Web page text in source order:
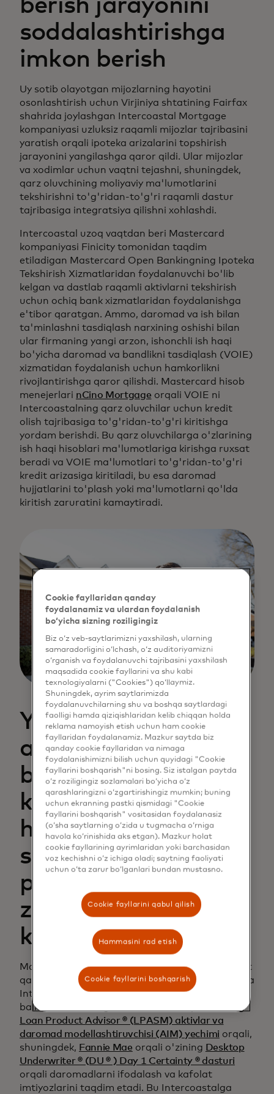
berish jarayonini
soddalashtirishga
imkon berish
Uy sotib olayotgan mijozlarning hayotini
osonlashtirish uchun Virjiniya shtatining Fairfax
shahrida joylashgan Intercoastal Mortgage
kompaniyasi uzluksiz raqamli mijozlar tajribasini
yaratish orqali ipoteka arizalarini topshirish
jarayonini yangilashga qaror qildi. Ular mijozlar
va xodimlar uchun vaqtni tejashni, shuningdek,
qarz oluvchining moliyaviy ma'lumotlarini
tekshirishni to'g'ridan-to'g'ri raqamli dastur
tajribasiga integratsiya qilishni xohlashdi.
Intercoastal uzoq vaqtdan beri Mastercard
kompaniyasi Finicity tomonidan taqdim
etiladigan Mastercard Open Bankingning Ipoteka
Tekshirish Xizmatlaridan foydalanuvchi bo'lib
kelgan va dastlab raqamli aktivlarni tekshirish
uchun ochiq bank xizmatlaridan foydalanishga
e'tibor qaratgan. Ammo, daromad va ish bilan
ta'minlashni tasdiqlash narxining oshishi bilan
ular firmaning yangi arzon, ishonchli ish haqi
bo'yicha daromad va bandlikni tasdiqlash (VOIE)
xizmatidan foydalanish uchun hamkorlikni
rivojlantirishga qaror qilishdi. Mastercard hisob
menejerlari nCino Mortgage orqali VOIE ni
Intercoastalning qarz oluvchilar uchun kredit
olish tajribasiga to'g'ridan-to'g'ri kiritishga
yordam berishdi. Bu qarz oluvchilarga o'zlarining
ish haqi hisoblari ma'lumotlariga kirishga ruxsat
beradi va VOIE ma'lumotlari to'g'ridan-to'g'ri
kredit arizasiga kiritiladi, bu esa daromad
hujjatlarini to'plash yoki ma'lumotlarni qo'lda
kiritish zaruratini kamaytiradi.
Yangi yondashuv
ariza
beruvchilarning
ko'plab daromad
hujjatlarini topish,
skanerlash va
portalga yuklash
zaruratini
kamaytiradi
Mastercard Open Banking VOIE yechimi nafaqat
qarz oluvchilar uchun soddalashtirilgan tajriba va
Intercoastal uchun arzon yechimni taqdim etadi,
balki u kreditorlarga
orqali o'zining
Loan Product Advisor ® (LPASM) aktivlar va
daromad modellashtiruvchisi (AIM) yechimi orqali,
shuningdek, Fannie Mae orqali o'zining Desktop
Underwriter ® (DU ® ) Day 1 Certainty ® dasturi
orqali daromadlarni ifodalash va kafolat
imtiyozlarini taqdim etadi. Bu Intercoastalga
Cookie fayllaridan qanday
foydalanamiz va ulardan foydalanish
bo‘yicha sizning roziligingiz
Biz o‘z veb-saytlarimizni yaxshilash, ularning
samaradorligini o‘lchash, o‘z auditoriyamizni
o‘rganish va foydalanuvchi tajribasini yaxshilash
maqsadida cookie fayllarini va shu kabi
texnologiyalarni ("Cookies") qo‘llaymiz.
Shuningdek, ayrim saytlarimizda
foydalanuvchilarning shu va boshqa saytlardagi
faolligi hamda qiziqishlaridan kelib chiqqan holda
reklama namoyish etish uchun ham cookie
fayllaridan foydalanamiz. Mazkur saytda biz
qanday cookie fayllaridan va nimaga
foydalanishimizni bilish uchun quyidagi "Cookie
fayllarini boshqarish"ni bosing. Siz istalgan paytda
o‘z roziligingiz sozlamalari bo‘yicha o‘z
qarashlaringizni o‘zgartirishingiz mumkin; buning
uchun ekranning pastki qismidagi "Cookie
fayllarini boshqarish" vositasidan foydalanasiz
(o‘sha saytlarning o‘zida u tugmacha o‘rniga
havola ko‘rinishida aks etgan). Mazkur holat
cookie fayllarining ayrimlaridan yoki barchasidan
voz kechishni o‘z ichiga oladi; saytning faoliyati
uchun o‘ta zarur bo‘lganlari bundan mustasno.
Cookie fayllarini qabul qilish
Hammasini rad etish
Cookie fayllarini boshqarish